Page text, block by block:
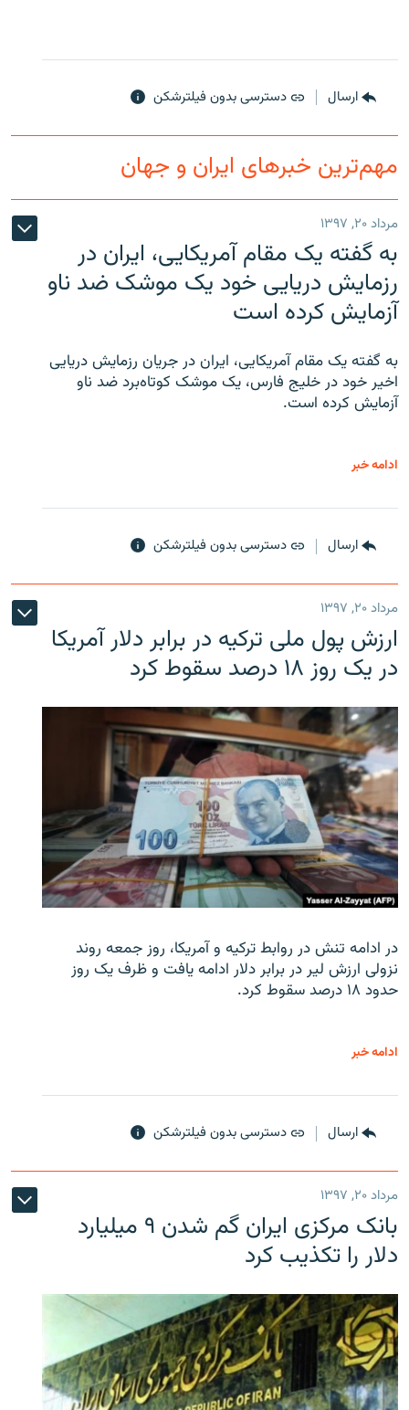
ارسال دسترسی بدون فیلترشکن
مهم‌ترین خبرهای ایران و جهان
مرداد ۲۰, ۱۳۹۷
به گفته یک مقام آمریکایی، ایران در
رزمایش دریایی خود یک موشک ضد ناو
آزمایش کرده است
به گفته یک مقام آمریکایی، ایران در جریان رزمایش دریایی
اخیر خود در خلیج فارس، یک موشک کوتاه‌برد ضد ناو
آزمایش کرده است.
ادامه خبر
ارسال دسترسی بدون فیلترشکن
مرداد ۲۰, ۱۳۹۷
ارزش پول ملی ترکیه در برابر دلار آمریکا
در یک روز ۱۸ درصد سقوط کرد
در ادامه تنش در روابط ترکیه و آمریکا، روز جمعه روند
نزولی ارزش لیر در برابر دلار ادامه یافت و ظرف یک روز
حدود ۱۸ درصد سقوط کرد.
ادامه خبر
ارسال دسترسی بدون فیلترشکن
مرداد ۲۰, ۱۳۹۷
بانک مرکزی ایران گم شدن ۹ میلیارد
دلار را تکذیب کرد